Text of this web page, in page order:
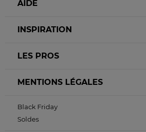
AIDE
INSPIRATION
LES PROS
MENTIONS LÉGALES
Black Friday
Soldes